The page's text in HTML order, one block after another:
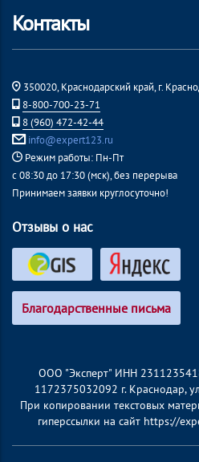
Контакты
350020, Краснодарский край, г.
8-800-700-23-71
8 (960) 472-42-44
info@expert123.ru
Режим работы: Пн-Пт
с 08:30 до 17:30 (мск), без перерыва
Принимаем заявки круглосуточно!
Отзывы о нас
Благодарственные письма
ООО "Эксперт" ИНН
1172375032092 г. Краснодар,
При копировании текстовых
гиперссылки на сайт https://